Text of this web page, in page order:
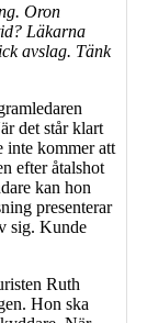
Oron
Läkarna
avslag. Tänk
det står klart
inte kommer att
efter åtalshot
kan hon
presenterar
sig. Kunde
Ruth
Hon ska